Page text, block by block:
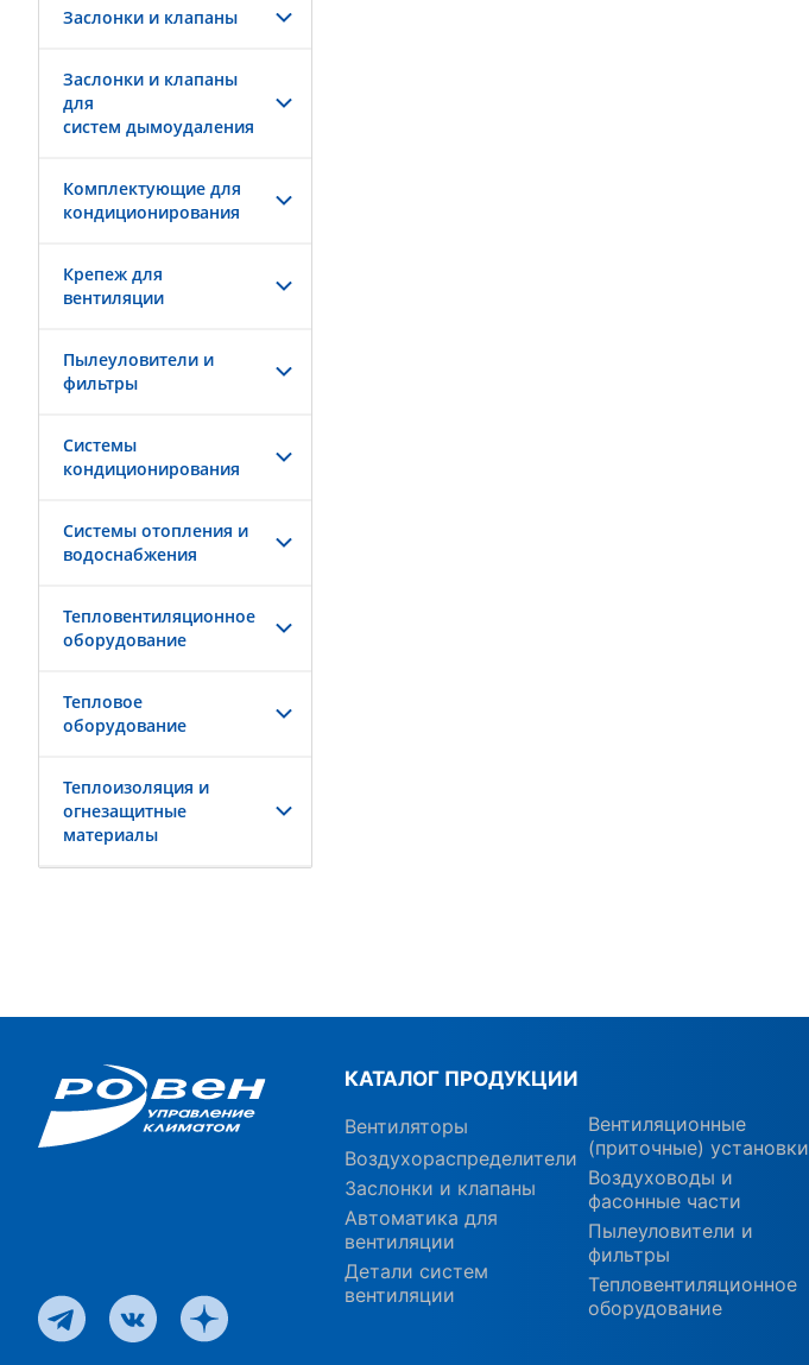
Заслонки и клапаны
Заслонки и клапаны
для
систем дымоудаления
Комплектующие для
кондиционирования
Крепеж для
вентиляции
Пылеуловители и
фильтры
Системы
кондиционирования
Системы отопления и
водоснабжения
Тепловентиляционное
оборудование
Тепловое
оборудование
Теплоизоляция и
огнезащитные
материалы
КАТАЛОГ ПРОДУКЦИИ
Вентиляторы
Воздухораспределители
Заслонки и клапаны
Автоматика для
вентиляции
Детали систем
вентиляции
Вентиляционные
(приточные) установки
Воздуховоды и
фасонные части
Пылеуловители и
фильтры
Тепловентиляционное
оборудование